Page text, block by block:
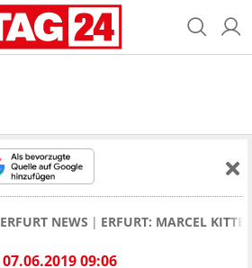
ERFURT NEWS ERFURT: MARCEL
07.06.2019 09:06